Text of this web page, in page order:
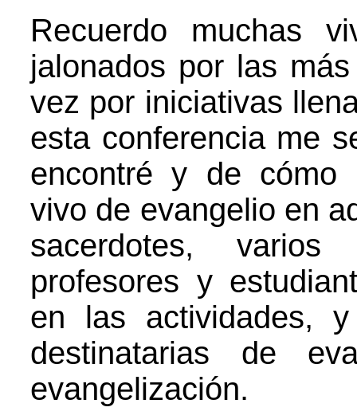
Recuerdo muchas
jalonados por las
vez por iniciativas
esta conferencia me
encontré y de cómo
vivo de evangelio en
sacerdotes,
profesores y
en las actividades,
destinatarias de
evangelización.